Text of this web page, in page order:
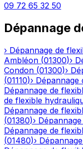
09 72 65 32 50
Dépannage
› Dépannage de
Ambléon (01300)›
Condon (01300)›
(01110)› Dépannage
Dépannage de
de flexible
Dépannage de
(01380)›
Dépannage de
(01480)›